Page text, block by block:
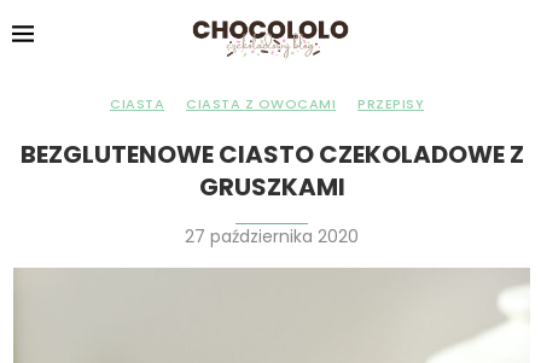
CIASTA CIASTA Z OWOCAMI PRZEPISY
BEZGLUTENOWE CIASTO CZEKOLADOWE Z
GRUSZKAMI
27 października 2020